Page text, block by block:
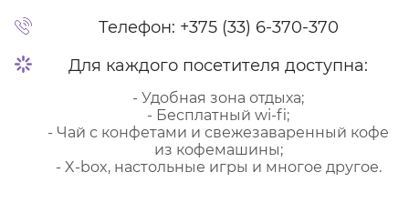
Телефон: +375 (33) 6-370-370
Для каждого посетителя доступна:
- Удобная зона отдыха;
- Бесплатный wi-fi;
- Чай с конфетами и свежезаваренный кофе
из кофемашины;
- X-box, настольные игры и многое другое.